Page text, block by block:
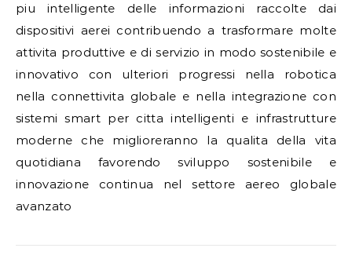
piu intelligente delle informazioni raccolte dai
dispositivi aerei contribuendo a trasformare molte
attivita produttive e di servizio in modo sostenibile e
innovativo con ulteriori progressi nella robotica
nella connettivita globale e nella integrazione con
sistemi smart per citta intelligenti e infrastrutture
moderne che miglioreranno la qualita della vita
quotidiana favorendo sviluppo sostenibile e
innovazione continua nel settore aereo globale
avanzato